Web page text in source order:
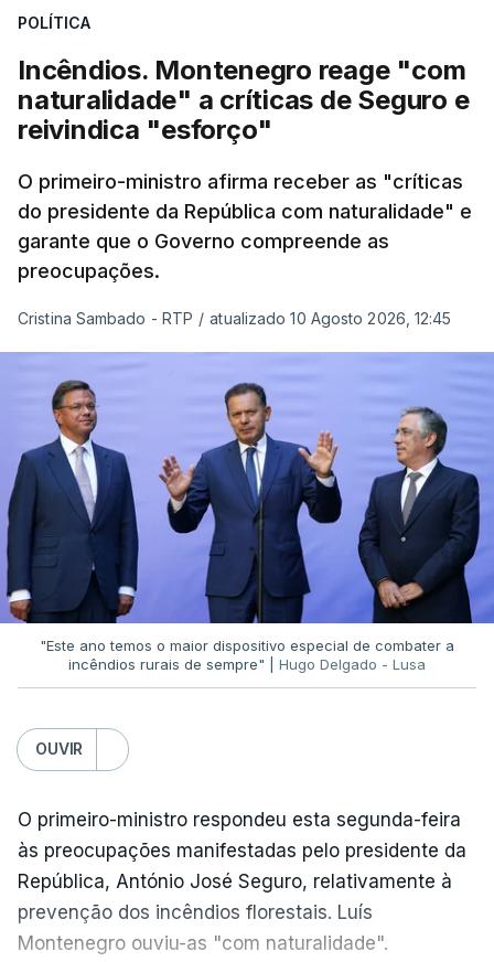
das notícias que são dadas diariamente,
continuam a trabalhar"
ESTE CONTEÚDO ESTÁ NESTE
MOMENTO INDISPONÍVEL
O diretor da PJ aproveitou ainda para apelar à
serenidade interna e externa
da instituição e diz
que só a investigação vai permitir apurar se houve
ou não imprudências.
Já a ministra da Justiça, em reação à auditoria
feita à Polícia Judiciária, disse que a ação pautou-
se por um único objetivo:"proteger a PJ e
defender as instituições".
ERRO
100
ERROR ON HTML5 MEDIA ELEMENT
ESTE CONTEÚDO ESTÁ NESTE
MOMENTO INDISPONÍVEL
POLÍTICA
Incêndios. Montenegro reage "com
naturalidade" a críticas de Seguro e
reivindica "esforço"
O primeiro-ministro afirma receber as "críticas
do presidente da República com naturalidade" e
garante que o Governo compreende as
preocupações.
Cristina Sambado - RTP / atualizado 10 Agosto 2026, 12:45
"Este ano temos o maior dispositivo especial de combater a
incêndios rurais de sempre" | Hugo Delgado - Lusa
OUVIR
O primeiro-ministro respondeu esta segunda-feira
às preocupações manifestadas pelo presidente da
República, António José Seguro, relativamente à
prevenção dos incêndios florestais. Luís
Montenegro ouviu-as "com naturalidade".